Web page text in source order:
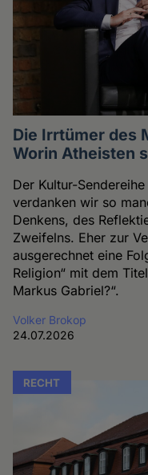
Die Irrtümer des
Worin Atheisten
Der Kultur-
verdanken wir so
Denkens, des
Zweifelns. Eher zur
ausgerechnet eine
Religion“ mit dem
Markus Gabriel?“.
Volker Brokop
24.07.2026
RECHT